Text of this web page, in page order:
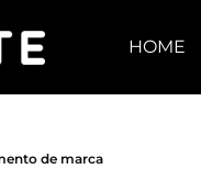
HOME
de marca